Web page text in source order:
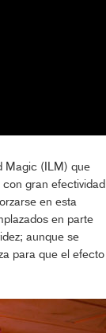
Magic (ILM) que
gran efectividad
en esta
en parte
aunque se
para que el efecto